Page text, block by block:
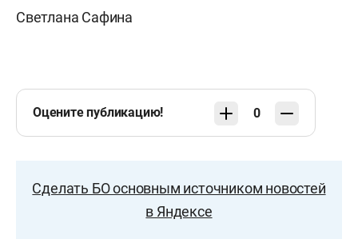
Светлана Сафина
Оцените публикацию! 0
Сделать БО основным источником новостей
в Яндексе